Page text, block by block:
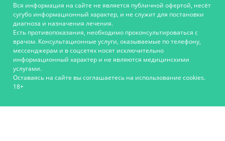
Вся информация на сайте не является публичной офертой, несёт
сугубо информационный характер, и не служит для постановки
диагноза и назначения лечения.
Есть противопоказания, необходимо проконсультироваться с
врачом. Консультационные услуги, оказываемые по телефону,
мессенджерам и в соцсетях носят исключительно
информационный характер и не являются медицинскими
услугами.
Оставаясь на сайте вы соглашаетесь на использование cookies.
18+